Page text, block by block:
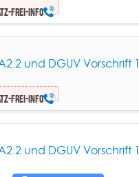
frei-Info
und DGUV Vorschrift 1
frei-Info
und DGUV Vorschrift 1